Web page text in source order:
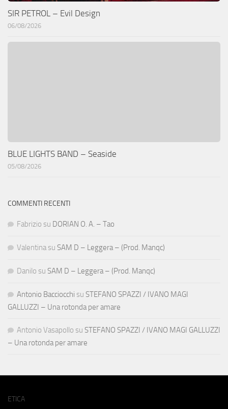
SIR PETROL – Evil Design
06/08/2026
BLUE LIGHTS BAND – Seaside
05/08/2026
COMMENTI RECENTI
Fabrizio su DORIAN O. A. – Tao
Valentina su SAM D – Leggera – (Prod. Manqc)
Danilo su SAM D – Leggera – (Prod. Manqc)
Antonio Bacciocchi su STEFANO SPAZZI / IVANO MAGI
GALLUZZI – Una rotonda per amare
Antonio Vasapollo su STEFANO SPAZZI / IVANO MAGI GALLUZZI
– Una rotonda per amare
ETICA